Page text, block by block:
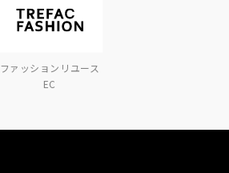
ファッションリユース
EC